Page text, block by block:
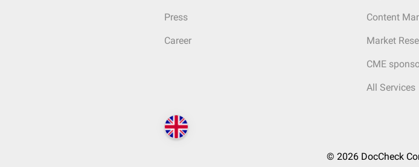
Press
Career
Content
Market
CME
All Services
© 2026 DocCheck